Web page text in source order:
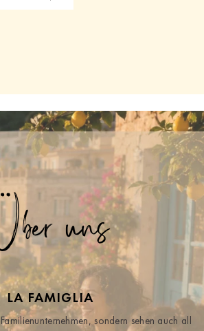
uns
LA FAMIGLIA
sondern sehen auch all